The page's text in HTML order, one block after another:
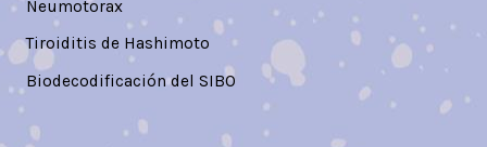
Neumotorax
Tiroiditis de Hashimoto
Biodecodificación del SIBO